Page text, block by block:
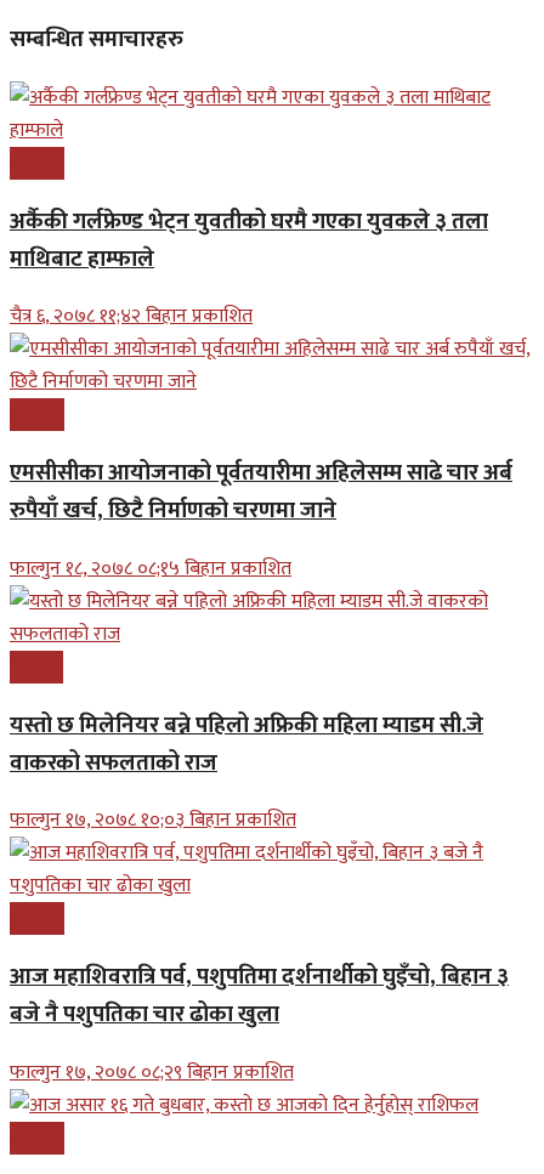
सम्बन्धित समाचारहरु
अर्कैकी गर्लफ्रेण्ड भेट्न युवतीको घरमै गएका युवकले ३ तला
माथिबाट हाम्फाले
चैत्र ६, २०७८ ११;४२ बिहान प्रकाशित
एमसीसीका आयोजनाको पूर्वतयारीमा अहिलेसम्म साढे चार अर्ब
रुपैयाँ खर्च, छिटै निर्माणको चरणमा जाने
फाल्गुन १८, २०७८ ०८;१५ बिहान प्रकाशित
यस्तो छ मिलेनियर बन्ने पहिलो अफ्रिकी महिला म्याडम सी.जे
वाकरको सफलताको राज
फाल्गुन १७, २०७८ १०;०३ बिहान प्रकाशित
आज महाशिवरात्रि पर्व, पशुपतिमा दर्शनार्थीको घुइँचो, बिहान ३
बजे नै पशुपतिका चार ढोका खुला
फाल्गुन १७, २०७८ ०८;२९ बिहान प्रकाशित